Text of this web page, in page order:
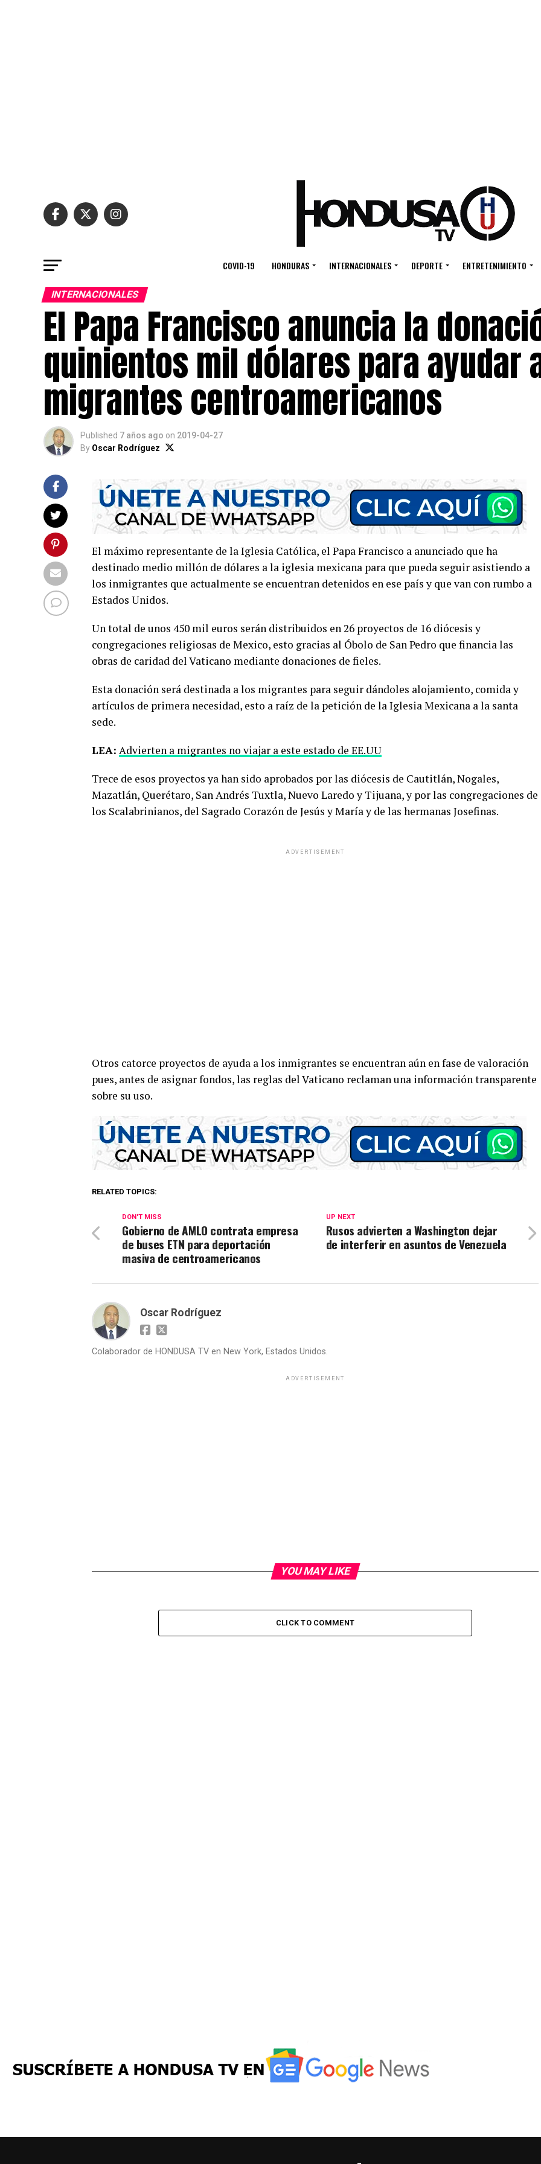
COVID-19 HONDURAS INTERNACIONALES DEPORTE ENTRETENIMIENTO
INTERNACIONALES
El Papa Francisco anuncia la
quinientos mil dólares para ayudar
migrantes centroamericanos
Published 7 años ago on 2019-04-27
By Oscar Rodríguez
El máximo representante de la Iglesia Católica, el Papa Francisco a anunciado que ha
destinado medio millón de dólares a la iglesia mexicana para que pueda seguir asistiendo a
los inmigrantes que actualmente se encuentran detenidos en ese país y que van con rumbo a
Estados Unidos.
Un total de unos 450 mil euros serán distribuidos en 26 proyectos de 16 diócesis y
congregaciones religiosas de Mexico, esto gracias al Óbolo de San Pedro que financia las
obras de caridad del Vaticano mediante donaciones de fieles.
Esta donación será destinada a los migrantes para seguir dándoles alojamiento, comida y
artículos de primera necesidad, esto a raíz de la petición de la Iglesia Mexicana a la santa
sede.
LEA: Advierten a migrantes no viajar a este estado de EE.UU
Trece de esos proyectos ya han sido aprobados por las diócesis de Cautitlán, Nogales,
Mazatlán, Querétaro, San Andrés Tuxtla, Nuevo Laredo y Tijuana, y por las congregaciones de
los Scalabrinianos, del Sagrado Corazón de Jesús y María y de las hermanas Josefinas.
ADVERTISEMENT
Otros catorce proyectos de ayuda a los inmigrantes se encuentran aún en fase de valoración
pues, antes de asignar fondos, las reglas del Vaticano reclaman una información transparente
sobre su uso.
RELATED TOPICS:
UP NEXT
Rusos advierten a Washington dejar
de interferir en asuntos de Venezuela
DON'T MISS
Gobierno de AMLO contrata empresa
de buses ETN para deportación
masiva de centroamericanos
Oscar Rodríguez
Colaborador de HONDUSA TV en New York, Estados Unidos.
ADVERTISEMENT
YOU MAY LIKE
CLICK TO COMMENT